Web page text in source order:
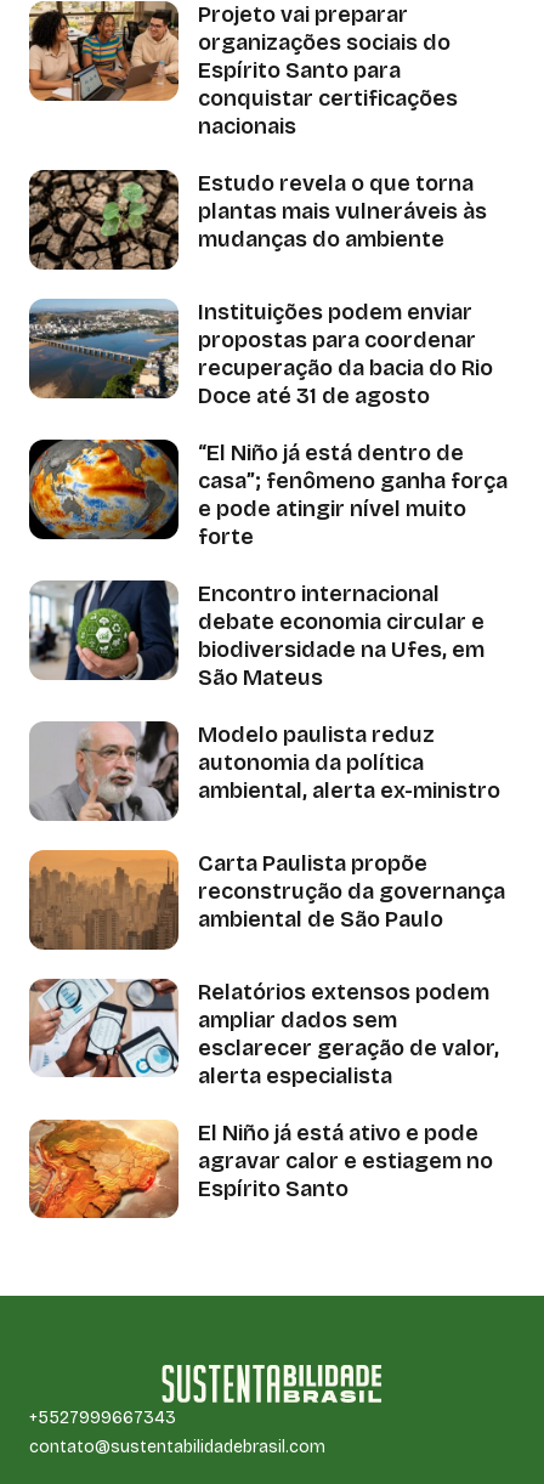
Projeto vai preparar
organizações sociais do
Espírito Santo para
conquistar certificações
nacionais
Estudo revela o que torna
plantas mais vulneráveis às
mudanças do ambiente
Instituições podem enviar
propostas para coordenar
recuperação da bacia do Rio
Doce até 31 de agosto
“El Niño já está dentro de
casa”; fenômeno ganha força
e pode atingir nível muito
forte
Encontro internacional
debate economia circular e
biodiversidade na Ufes, em
São Mateus
Modelo paulista reduz
autonomia da política
ambiental, alerta ex-ministro
Carta Paulista propõe
reconstrução da governança
ambiental de São Paulo
Relatórios extensos podem
ampliar dados sem
esclarecer geração de valor,
alerta especialista
El Niño já está ativo e pode
agravar calor e estiagem no
Espírito Santo
+5527999667343
contato@sustentabilidadebrasil.com